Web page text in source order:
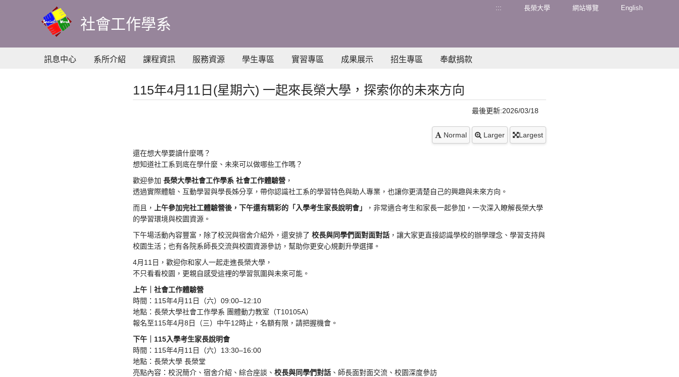
主
要
容
社會工作學系
::: 長榮大學 網站導覽 English
訊息中心 系所介紹 課程資訊 服務資源 學生專區 實習專區 成果展示 招生專區 奉獻捐款
115年4月11日(星期六) 一起來長榮大學，探索你的未來方向
最後更新:2026/03/18
Normal Larger Largest
還在想大學要讀什麼嗎？
想知道社工系到底在學什麼、未來可以做哪些工作嗎？
歡迎參加 長榮大學社會工作學系 社會工作體驗營，
透過實際體驗、互動學習與學長姊分享， 帶你認識社工系的學習特色與助人專業， 也讓你更清楚自己的興趣與未來方向。
而且，
上午參加完社工體驗營後，下午還有精彩的「 入學考生家長說明會」 ，非常適合考生和家長一起參加， 一次深入瞭解長榮大學
的學習環境與校園資源。
下午場活動內容豐富，除了校況與宿舍介紹外，還安排了 校長與同學們面對面對話，讓大家更直接認識學校的辦學理念、 學習支持與
校園生活；也有各院系師長交流與校園資源參訪， 幫助你更安心規劃升學選擇。
4月11日，歡迎你和家人一起走進長榮大學，
不只看看校園，更親自感受這裡的學習氛圍與未來可能。
上午｜社會工作體驗營
時間：115年4月11日（六）09:00–12:10
地點：長榮大學社會工作學系 團體動力教室（T10105A）
報名至115年4月8日（三）中午12時止，名額有限，請把握機會。
下午｜115入學考生家長說明會
時間：115年4月11日（六）13:30–16:00
地點：長榮大學 長榮堂
亮點內容：校況簡介、宿舍介紹、綜合座談、 校長與同學們對話、 師長面對面交流、校園深度參訪